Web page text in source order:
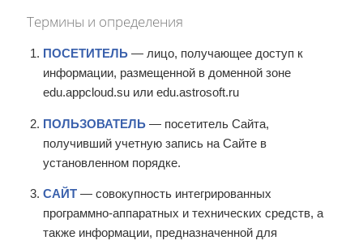
Термины и определения
ПОСЕТИТЕЛЬ — лицо, получающее доступ к
информации, размещенной в доменной зоне
edu.appcloud.su или edu.astrosoft.ru
ПОЛЬЗОВАТЕЛЬ — посетитель Сайта,
получивший учетную запись на Сайте в
установленном порядке.
САЙТ — совокупность интегрированных
программно-аппаратных и технических средств, а
также информации, предназначенной для